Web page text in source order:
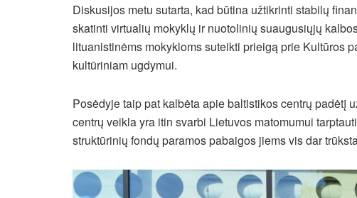
Diskusijos metu sutarta, kad būtina užtikrinti stabilų
skatinti virtualių mokyklų ir nuotolinių suaugusiųjų
lituanistinėms mokykloms suteikti prieigą prie Kultūros
kultūriniam ugdymui.
Posėdyje taip pat kalbėta apie baltistikos centrų padėtį
centrų veikla yra itin svarbi Lietuvos matomumui
struktūrinių fondų paramos pabaigos jiems vis dar